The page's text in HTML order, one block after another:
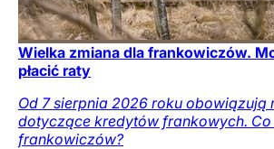
Wielka zmiana dla frankowiczów.
płacić raty
Od 7 sierpnia 2026 roku obowiązują
dotyczące kredytów frankowych.
frankowiczów?